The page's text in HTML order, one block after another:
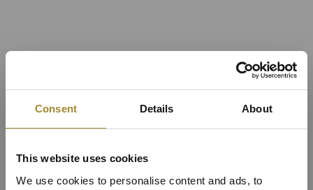
Consent Details About
This website uses cookies
We use cookies to personalise content and ads, to